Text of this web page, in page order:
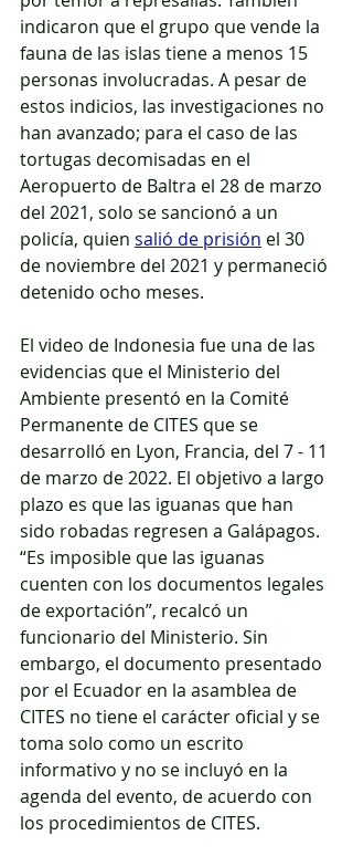
indicaron que el grupo que vende la
fauna de las islas tiene a menos 15
personas involucradas. A pesar de
estos indicios, las investigaciones no
han avanzado; para el caso de las
tortugas decomisadas en el
Aeropuerto de Baltra el 28 de marzo
del 2021, solo se sancionó a un
policía, quien salió de prisión el 30
de noviembre del 2021 y permaneció
detenido ocho meses.
El video de Indonesia fue una de las
evidencias que el Ministerio del
Ambiente presentó en la Comité
Permanente de CITES que se
desarrolló en Lyon, Francia, del 7 - 11
de marzo de 2022. El objetivo a largo
plazo es que las iguanas que han
sido robadas regresen a Galápagos.
“Es imposible que las iguanas
cuenten con los documentos legales
de exportación”, recalcó un
funcionario del Ministerio. Sin
embargo, el documento presentado
por el Ecuador en la asamblea de
CITES no tiene el carácter oficial y se
toma solo como un escrito
informativo y no se incluyó en la
agenda del evento, de acuerdo con
los procedimientos de CITES.